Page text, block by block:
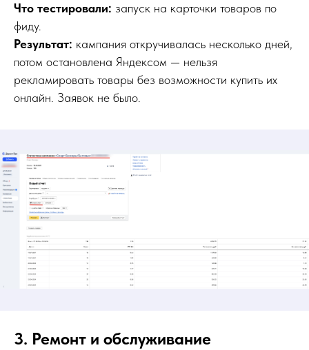
Что тестировали: запуск на карточки товаров по
фиду.
Результат: кампания откручивалась несколько дней,
потом остановлена Яндексом — нельзя
рекламировать товары без возможности купить их
онлайн. Заявок не было.
3. Ремонт и обслуживание